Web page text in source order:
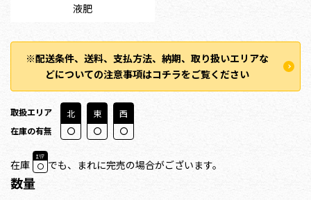
液肥
※配送条件、送料、支払方法、納期、取り扱いエリアな
どについての注意事項はコチラをご覧ください
取扱エリア
在庫の有無
北 東 西
在庫
ｴﾘｱ
でも、まれに完売の場合がございます。
数量